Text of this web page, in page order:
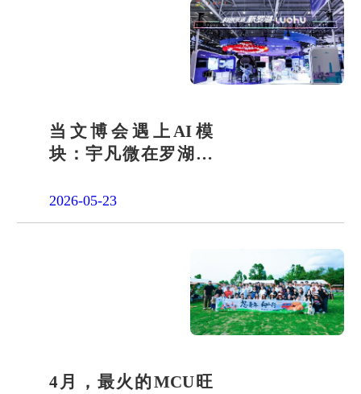
当文博会遇上AI模
块：宇凡微在罗湖展
答卷
2026-05-23
4月，最火的MCU旺